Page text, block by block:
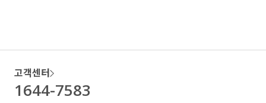
고객센터
1644-7583